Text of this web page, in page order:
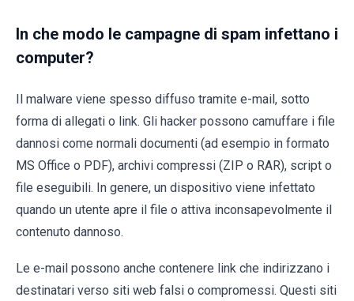
In che modo le campagne di spam infettano i
computer?
Il malware viene spesso diffuso tramite e-mail, sotto
forma di allegati o link. Gli hacker possono camuffare i file
dannosi come normali documenti (ad esempio in formato
MS Office o PDF), archivi compressi (ZIP o RAR), script o
file eseguibili. In genere, un dispositivo viene infettato
quando un utente apre il file o attiva inconsapevolmente il
contenuto dannoso.
Le e-mail possono anche contenere link che indirizzano i
destinatari verso siti web falsi o compromessi. Questi siti